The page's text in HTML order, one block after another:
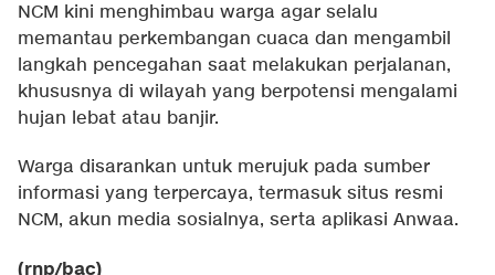
NCM kini menghimbau warga agar selalu
memantau perkembangan cuaca dan mengambil
langkah pencegahan saat melakukan perjalanan,
khususnya di wilayah yang berpotensi mengalami
hujan lebat atau banjir.
Warga disarankan untuk merujuk pada sumber
informasi yang terpercaya, termasuk situs resmi
NCM, akun media sosialnya, serta aplikasi Anwaa.
(rnp/bac)